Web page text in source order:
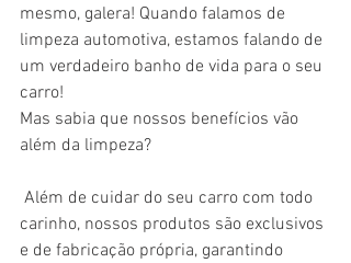
mesmo, galera! Quando falamos de
limpeza automotiva, estamos falando de
um verdadeiro banho de vida para o seu
carro!
Mas sabia que nossos benefícios vão
além da limpeza?
carinho, nossos produtos são exclusivos
e de fabricação própria, garantindo